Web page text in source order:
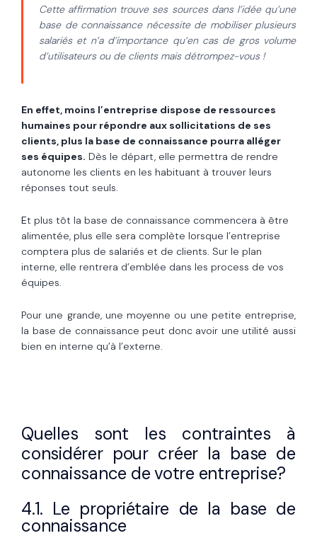
Cette affirmation trouve ses sources dans l’idée qu’une
base de connaissance nécessite de mobiliser plusieurs
salariés et n’a d’importance qu’en cas de gros volume
d’utilisateurs ou de clients mais détrompez-vous !
En effet, moins l’entreprise dispose de ressources
humaines pour répondre aux sollicitations de ses
clients, plus la base de connaissance pourra alléger
ses équipes. Dès le départ, elle permettra de rendre
autonome les clients en les habituant à trouver leurs
réponses tout seuls.
Et plus tôt la base de connaissance commencera à être
alimentée, plus elle sera complète lorsque l’entreprise
comptera plus de salariés et de clients. Sur le plan
interne, elle rentrera d’emblée dans les process de vos
équipes.
Pour une grande, une moyenne ou une petite entreprise,
la base de connaissance peut donc avoir une utilité aussi
bien en interne qu’à l’externe.
Quelles sont les contraintes à
considérer pour créer la base de
connaissance de votre entreprise?
4.1. Le propriétaire de la base de
connaissance